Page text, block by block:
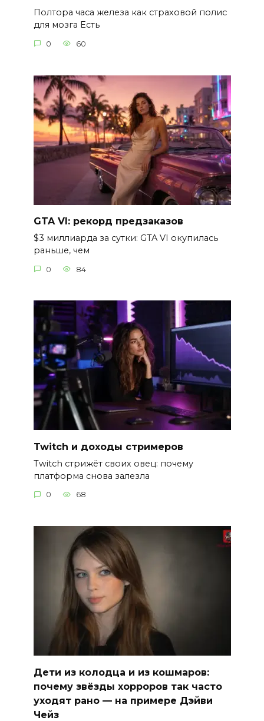
Полтора часа железа как страховой полис
для мозга Есть
0 60
GTA VI: рекорд предзаказов
$3 миллиарда за сутки: GTA VI окупилась
раньше, чем
0 84
Twitch и доходы стримеров
Twitch стрижёт своих овец: почему
платформа снова залезла
0 68
Дети из колодца и из кошмаров:
почему звёзды хорроров так часто
уходят рано — на примере Дэйви
Чейз